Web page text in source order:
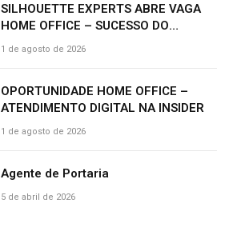
SILHOUETTE EXPERTS ABRE VAGA
HOME OFFICE – SUCESSO DO
CLIENTE | R$ 2.500
1 de agosto de 2026
OPORTUNIDADE HOME OFFICE –
ATENDIMENTO DIGITAL NA INSIDER
1 de agosto de 2026
Agente de Portaria
5 de abril de 2026